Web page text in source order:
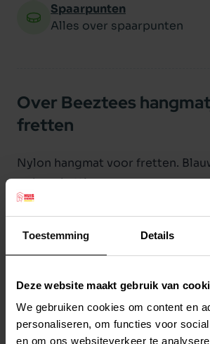
Toestemming Details
Deze website maakt gebruik van
We gebruiken cookies om content en
personaliseren, om functies voor
en om ons websiteverkeer te
Spaarpunten
Alles over spaarpunten
Over Beeztees
fretten
Nylon hangmat voor fretten.
ophangkettingen.
2 weken
4 weken